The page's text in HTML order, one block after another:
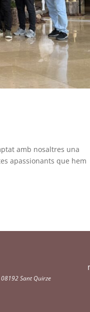
amb nosaltres una
apassionants que hem
Sant Quirze